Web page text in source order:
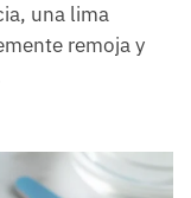
una lima
remoja y